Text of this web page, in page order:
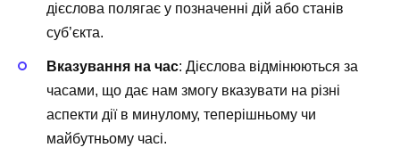
дієслова полягає у позначенні дій або станів
суб’єкта.
Вказування на час: Дієслова відмінюються за
часами, що дає нам змогу вказувати на різні
аспекти дії в минулому, теперішньому чи
майбутньому часі.